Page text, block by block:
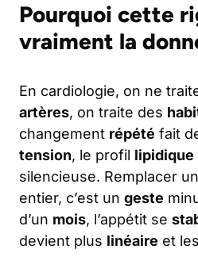
Pourquoi cette
vraiment la
En cardiologie, on ne
artères, on traite des
changement répété fait
tension, le profil lipidique
silencieuse. Remplacer
entier, c’est un geste
d’un mois, l’appétit se
devient plus linéaire et